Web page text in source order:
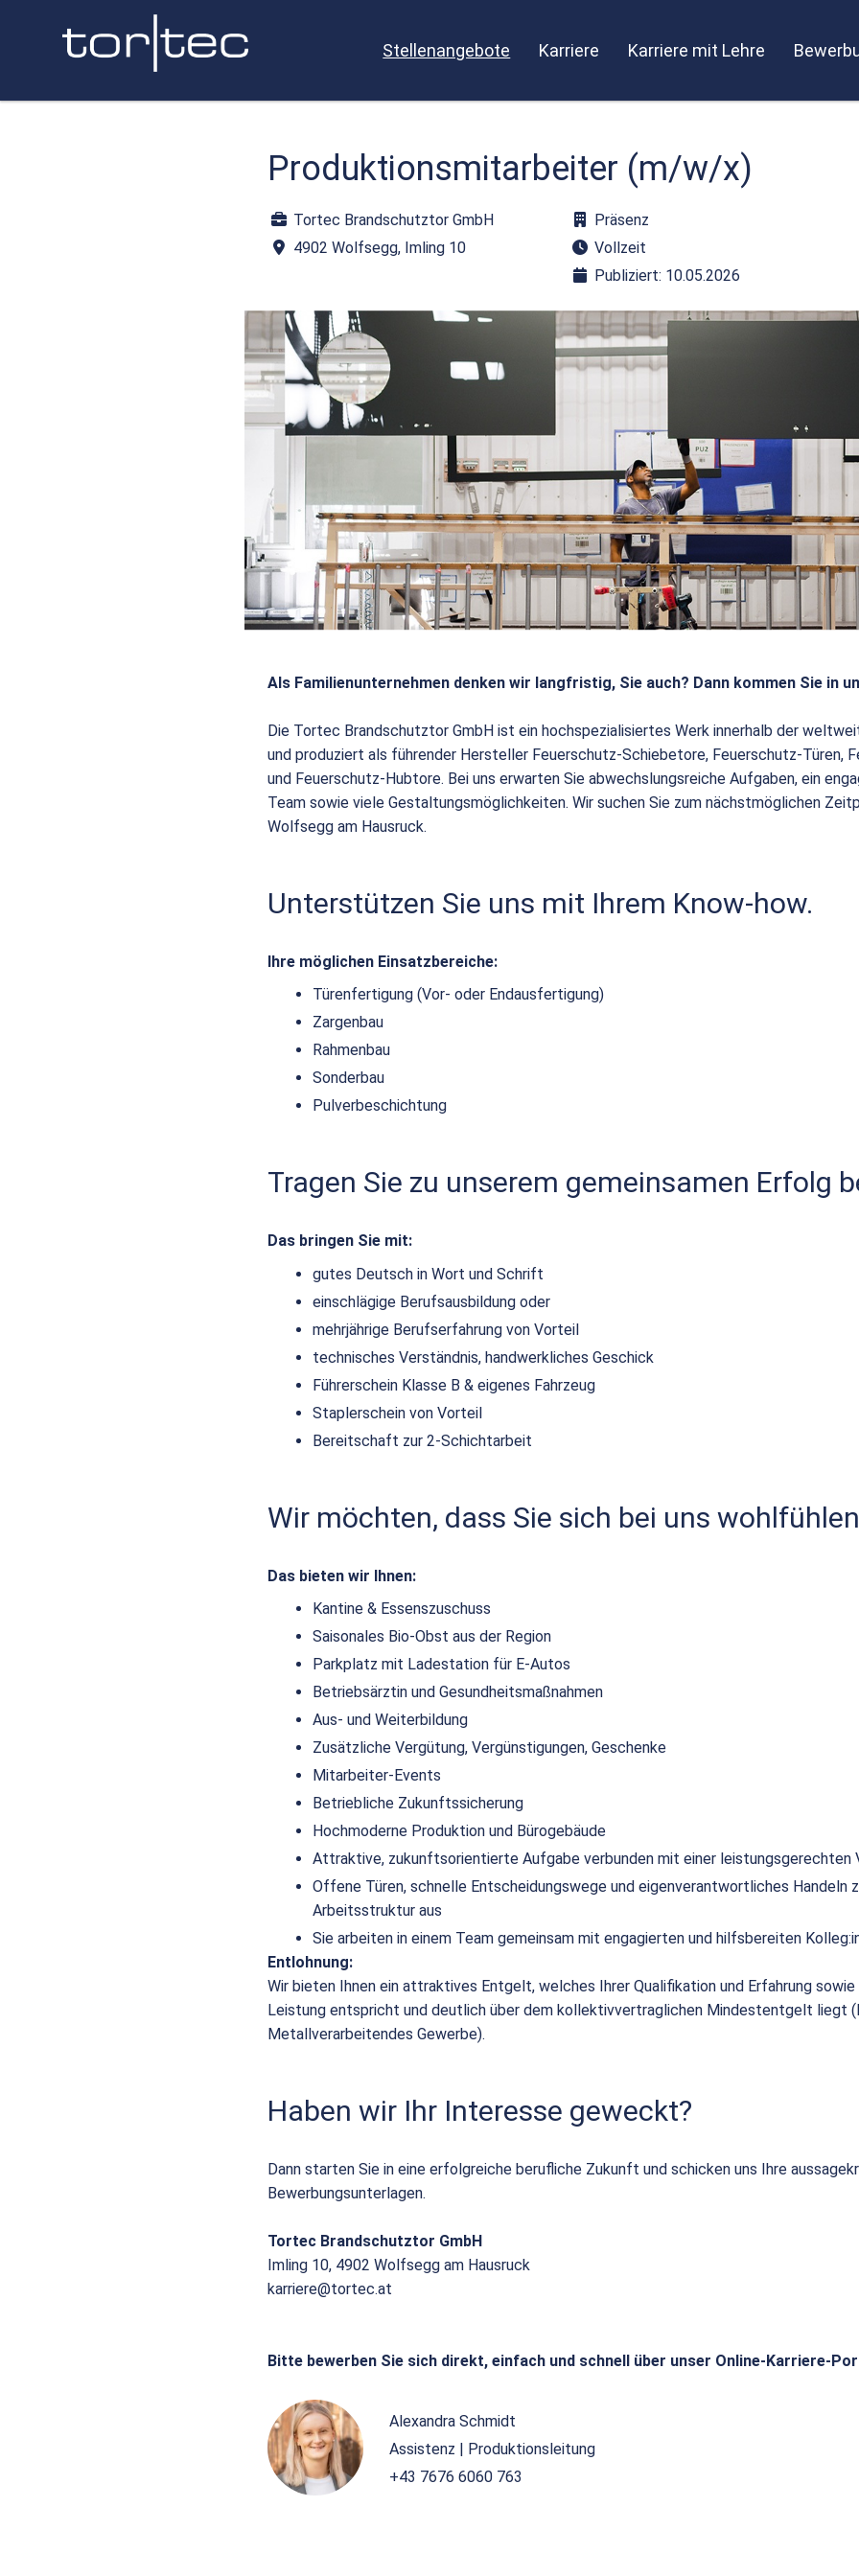
Stellenangebote Karriere Karriere mit Lehre
Produktionsmitarbeiter (m/w/x)
Tortec Brandschutztor GmbH
4902 Wolfsegg, Imling 10
Präsenz
Vollzeit
Publiziert: 10.05.2026
Als Familienunternehmen denken wir langfristig, Sie auch? Dann kommen Sie in
Die Tortec Brandschutztor GmbH ist ein hochspezialisiertes Werk innerhalb der
und produziert als führender Hersteller Feuerschutz-Schiebetore, Feuerschutz-Türen,
und Feuerschutz-Hubtore. Bei uns erwarten Sie abwechslungsreiche Aufgaben, ein
Team sowie viele Gestaltungsmöglichkeiten. Wir suchen Sie zum nächstmöglichen
Wolfsegg am Hausruck.
Unterstützen Sie uns mit Ihrem Know-how.
Ihre möglichen Einsatzbereiche:
Türenfertigung (Vor- oder Endausfertigung)
Zargenbau
Rahmenbau
Sonderbau
Pulverbeschichtung
Tragen Sie zu unserem gemeinsamen Erfolg
Das bringen Sie mit:
gutes Deutsch in Wort und Schrift
einschlägige Berufsausbildung oder
mehrjährige Berufserfahrung von Vorteil
technisches Verständnis, handwerkliches Geschick
Führerschein Klasse B & eigenes Fahrzeug
Staplerschein von Vorteil
Bereitschaft zur 2-Schichtarbeit
Wir möchten, dass Sie sich bei uns
Das bieten wir Ihnen:
Kantine & Essenszuschuss
Saisonales Bio-Obst aus der Region
Parkplatz mit Ladestation für E-Autos
Betriebsärztin und Gesundheitsmaßnahmen
Aus- und Weiterbildung
Zusätzliche Vergütung, Vergünstigungen, Geschenke
Mitarbeiter-Events
Betriebliche Zukunftssicherung
Hochmoderne Produktion und Bürogebäude
Attraktive, zukunftsorientierte Aufgabe verbunden mit einer leistungsgerechten
Offene Türen, schnelle Entscheidungswege und eigenverantwortliches Handeln
Arbeitsstruktur aus
Sie arbeiten in einem Team gemeinsam mit engagierten und hilfsbereiten
Entlohnung:
Wir bieten Ihnen ein attraktives Entgelt, welches Ihrer Qualifikation und Erfahrung sowie
Leistung entspricht und deutlich über dem kollektivvertraglichen Mindestentgelt liegt
Metallverarbeitendes Gewerbe).
Haben wir Ihr Interesse geweckt?
Dann starten Sie in eine erfolgreiche berufliche Zukunft und schicken uns Ihre
Bewerbungsunterlagen.
Tortec Brandschutztor GmbH
Imling 10, 4902 Wolfsegg am Hausruck
karriere@tortec.at
Bitte bewerben Sie sich direkt, einfach und schnell über unser Online-Karriere-
Alexandra Schmidt
Assistenz | Produktionsleitung
+43 7676 6060 763